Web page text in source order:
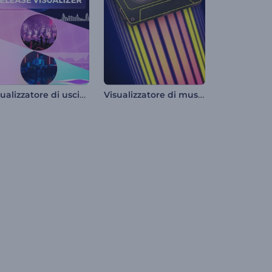
Visualizzatore di uscite di album musicali Visualizzatore di musica su cassetta retrò